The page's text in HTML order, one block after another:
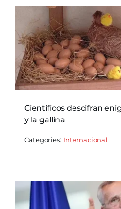
Científicos descifran
y la gallina
Categories: Internacional